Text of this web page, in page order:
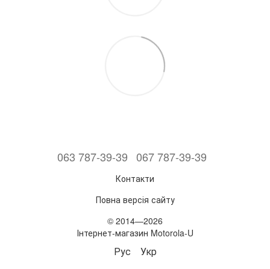
063 787-39-39 067 787-39-39
Контакти
Повна версія сайту
© 2014—2026
Інтернет-магазин Motorola-U
Рус Укр